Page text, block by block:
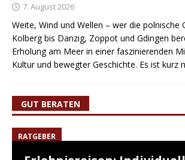
7. August 2026
Weite, Wind und Wellen – wer die polnische
Kolberg bis Danzig, Zoppot und Gdingen
Erholung am Meer in einer faszinierenden
Kultur und bewegter Geschichte. Es ist kurz
GUT BERATEN
RATGEBER